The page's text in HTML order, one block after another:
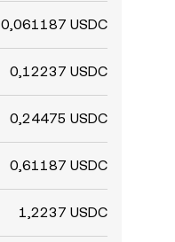
0,061187 USDC
0,12237 USDC
0,24475 USDC
0,61187 USDC
1,2237 USDC